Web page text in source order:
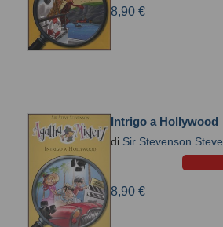
8,90 €
Intrigo a Hollywood
di Sir Stevenson Steve
8,90 €